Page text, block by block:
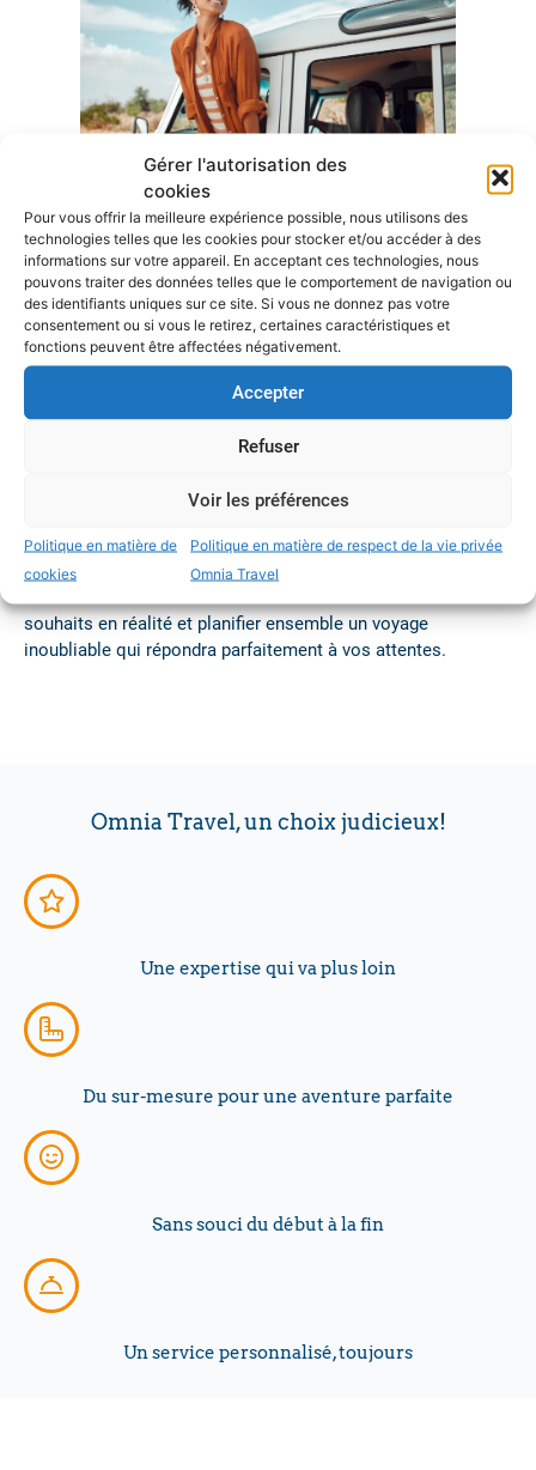
Gérer l'autorisation des
cookies
Pour vous offrir la meilleure expérience possible, nous utilisons des
technologies telles que les cookies pour stocker et/ou accéder à des
informations sur votre appareil. En acceptant ces technologies, nous
pouvons traiter des données telles que le comportement de navigation ou
des identifiants uniques sur ce site. Si vous ne donnez pas votre
consentement ou si vous le retirez, certaines caractéristiques et
fonctions peuvent être affectées négativement.
Accepter
Refuser
Voir les préférences
Politique en matière de
cookies
Politique en matière de respect de la vie privée
Omnia Travel
Un voyage de vacances sur mesure?
Que vous préfériez un voyage romantique à deux, des
vacances familiales pleines d’aventures ou que vous partiez
seul à la découverte de vous-même, Omnia Travel est à
l’écoute de vos désirs et de vos besoins et crée des
vacances sur mesure qui répondent parfaitement à vos
attentes. Nous prenons en compte tous les détails, de
l’hébergement aux activités.
monde entier, ce qui nous permet d’accéder à des
expériences uniques. Notre objectif est d’offrir un voyage de
vacances sur mesure, mais aussi de créer des souvenirs qui
souhaits en réalité et planifier ensemble un voyage
inoubliable qui répondra parfaitement à vos attentes.
Omnia Travel, un choix judicieux!
Une expertise qui va plus loin
Du sur-mesure pour une aventure parfaite
Sans souci du début à la fin
Un service personnalisé, toujours